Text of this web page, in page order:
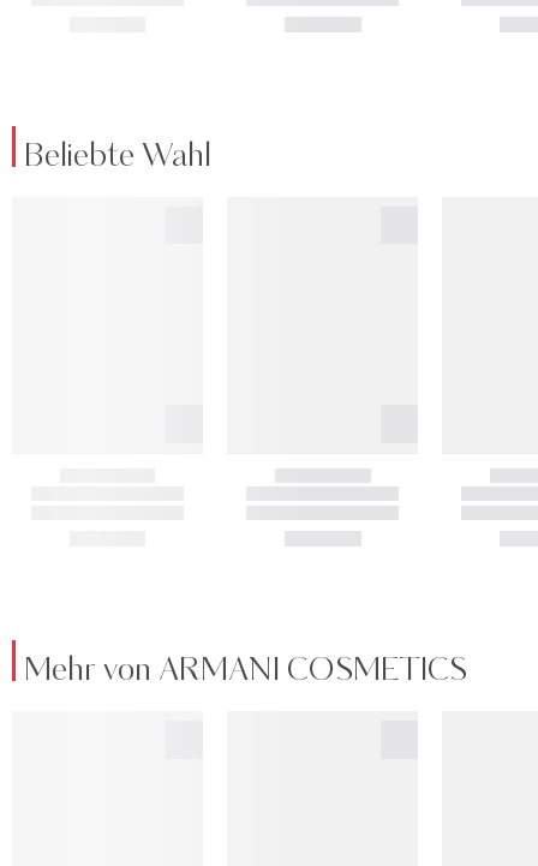
Beliebte Wahl
Mehr von ARMANI COSMETICS